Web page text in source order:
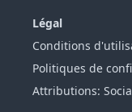
Légal
Conditions
Politiques de
Attributions: